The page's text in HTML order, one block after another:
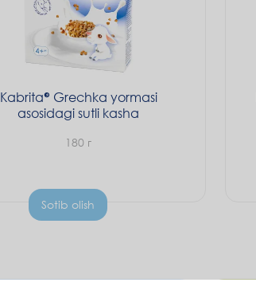
Kabrita
Grechka yormasi
asosidagi sutli kasha
180 г
Sotib olish